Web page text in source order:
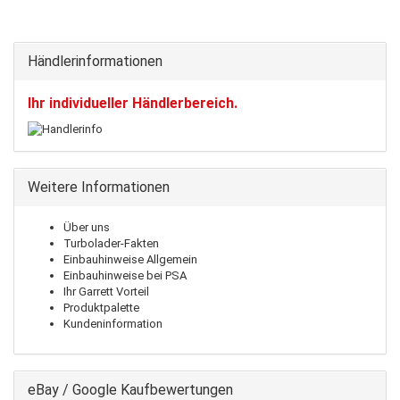
Händlerinformationen
Ihr individueller Händlerbereich.
Weitere Informationen
Über uns
Turbolader-Fakten
Einbauhinweise Allgemein
Einbauhinweise bei PSA
Ihr Garrett Vorteil
Produktpalette
Kundeninformation
eBay / Google Kaufbewertungen